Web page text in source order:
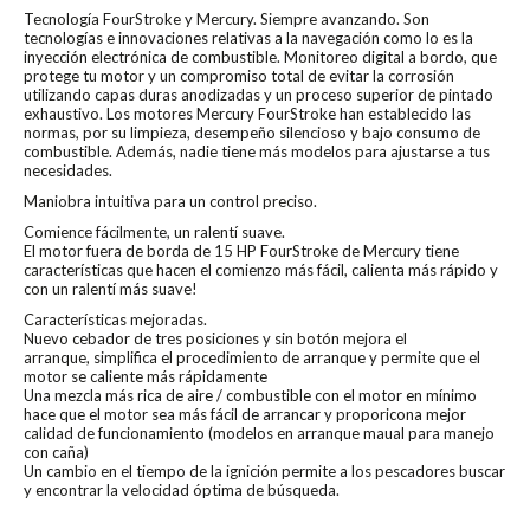
Tecnología FourStroke y Mercury. Siempre avanzando. Son
tecnologías e innovaciones relativas a la navegación como lo es la
inyección electrónica de combustible. Monitoreo digital a bordo, que
protege tu motor y un compromiso total de evitar la corrosión
utilizando capas duras anodizadas y un proceso superior de pintado
exhaustivo. Los motores Mercury FourStroke han establecido las
normas, por su limpieza, desempeño silencioso y bajo consumo de
combustible. Además, nadie tiene más modelos para ajustarse a tus
necesidades.
Maniobra intuitiva para un control preciso.
Comience fácilmente, un ralentí suave.
El motor fuera de borda de 15 HP FourStroke de Mercury tiene
características que hacen el comienzo más fácil, calienta más rápido y
con un ralentí más suave!
Características mejoradas.
Nuevo cebador de tres posiciones y sin botón mejora el
arranque, simplifica el procedimiento de arranque y permite que el
motor se caliente más rápidamente
Una mezcla más rica de aire / combustible con el motor en mínimo
hace que el motor sea más fácil de arrancar y proporicona mejor
calidad de funcionamiento (modelos en arranque maual para manejo
con caña)
Un cambio en el tiempo de la ignición permite a los pescadores buscar
y encontrar la velocidad óptima de búsqueda.